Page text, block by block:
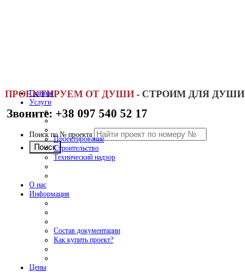
ПРОЕКТИРУЕМ ОТ ДУШИ - СТРОИМ ДЛЯ ДУШИ
Звоните: +38 097 540 52 17
Поиск по № проекта
Главная
Услуги
Проектирование
Строительство
Технический надзор
О нас
Информация
Состав документации
Как купить проект?
Цены